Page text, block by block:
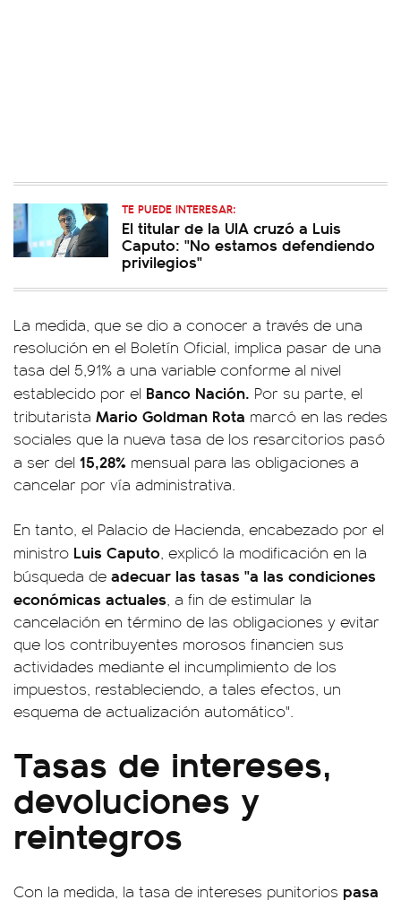
TE PUEDE INTERESAR:
El titular de la UIA cruzó a Luis
Caputo: "No estamos defendiendo
privilegios"
La medida, que se dio a conocer a través de una
resolución en el Boletín Oficial, implica pasar de una
tasa del 5,91% a una variable conforme al nivel
establecido por el Banco Nación. Por su parte, el
tributarista Mario Goldman Rota marcó en las redes
sociales que la nueva tasa de los resarcitorios pasó
a ser del 15,28% mensual para las obligaciones a
cancelar por vía administrativa.
En tanto, el Palacio de Hacienda, encabezado por el
ministro Luis Caputo, explicó la modificación en la
búsqueda de adecuar las tasas "a las condiciones
económicas actuales, a fin de estimular la
cancelación en término de las obligaciones y evitar
que los contribuyentes morosos financien sus
actividades mediante el incumplimiento de los
impuestos, restableciendo, a tales efectos, un
esquema de actualización automático".
Tasas de intereses,
devoluciones y
reintegros
Con la medida, la tasa de intereses punitorios pasa